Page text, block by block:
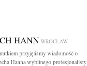
HANN WROCŁAW
przyjęliśmy wiadomość o
Hanna wybitnego profesjonalisty